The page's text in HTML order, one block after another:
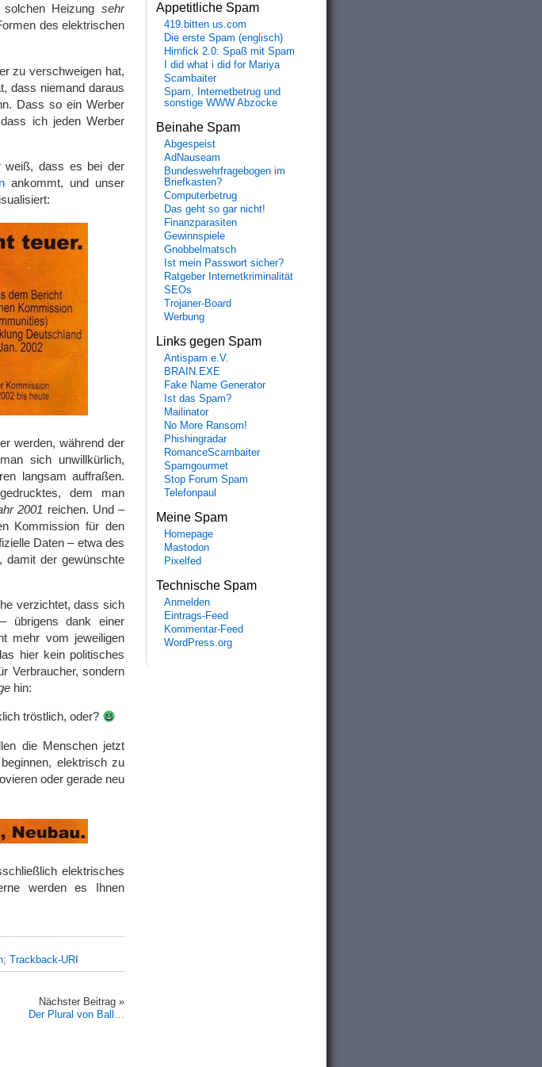
solchen Heizung sehr
des elektrischen
zu verschweigen hat,
dass niemand daraus
Dass so ein Werber
ich jeden Werber
weiß, dass es bei der
ankommt, und unser
werden, während der
sich unwillkürlich,
langsam auffraßen.
dem man
2001 reichen. Und –
Kommission für den
Daten – etwa des
damit der gewünschte
verzichtet, dass sich
übrigens dank einer
mehr vom jeweiligen
hier kein politisches
Verbraucher, sondern
hin:
tröstlich, oder?
die Menschen jetzt
elektrisch zu
oder gerade neu
elektrisches
werden es Ihnen
; Trackback-URI
Nächster Beitrag »
Der Plural von Ball…
Appetitliche Spam
419.bitten us.com
Die erste Spam (englisch)
Hirnfick 2.0: Spaß mit Spam
I did what i did for Mariya
Scambaiter
Spam, Internetbetrug und
sonstige WWW Abzocke
Beinahe Spam
Abgespeist
AdNauseam
Bundeswehrfragebogen im
Briefkasten?
Computerbetrug
Das geht so gar nicht!
Finanzparasiten
Gewinnspiele
Gnobbelmatsch
Ist mein Passwort sicher?
Ratgeber Internetkriminalität
SEOs
Trojaner-Board
Werbung
Links gegen Spam
Antispam e.V.
BRAIN.EXE
Fake Name Generator
Ist das Spam?
Mailinator
No More Ransom!
Phishingradar
RomanceScambaiter
Spamgourmet
Stop Forum Spam
Telefonpaul
Meine Spam
Homepage
Mastodon
Pixelfed
Technische Spam
Anmelden
Eintrags-Feed
Kommentar-Feed
WordPress.org